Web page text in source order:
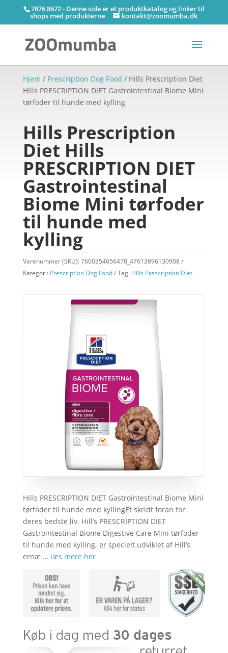
7876 8672 - Denne side er et produktkatalog og linker til
shops med produkterne kontakt@zoomumba.dk
Hjem / Prescription Dog Food / Hills Prescription Diet
Hills PRESCRIPTION DIET Gastrointestinal Biome Mini
tørfoder til hunde med kylling
Hills Prescription
Diet Hills
PRESCRIPTION DIET
Gastrointestinal
Biome Mini tørfoder
til hunde med
kylling
Varenummer (SKU):7600354656478_47613896130908
Kategori: Prescription Dog Food Tag: Hills Prescription Diet
Hills PRESCRIPTION DIET Gastrointestinal Biome Mini
tørfoder til hunde med kyllingEt skridt foran for
deres bedste liv. Hill’s PRESCRIPTION DIET
Gastrointestinal Biome Digestive Care Mini tørfoder
til hunde med kylling, er specielt udviklet af Hill’s
ernæ … læs mere her